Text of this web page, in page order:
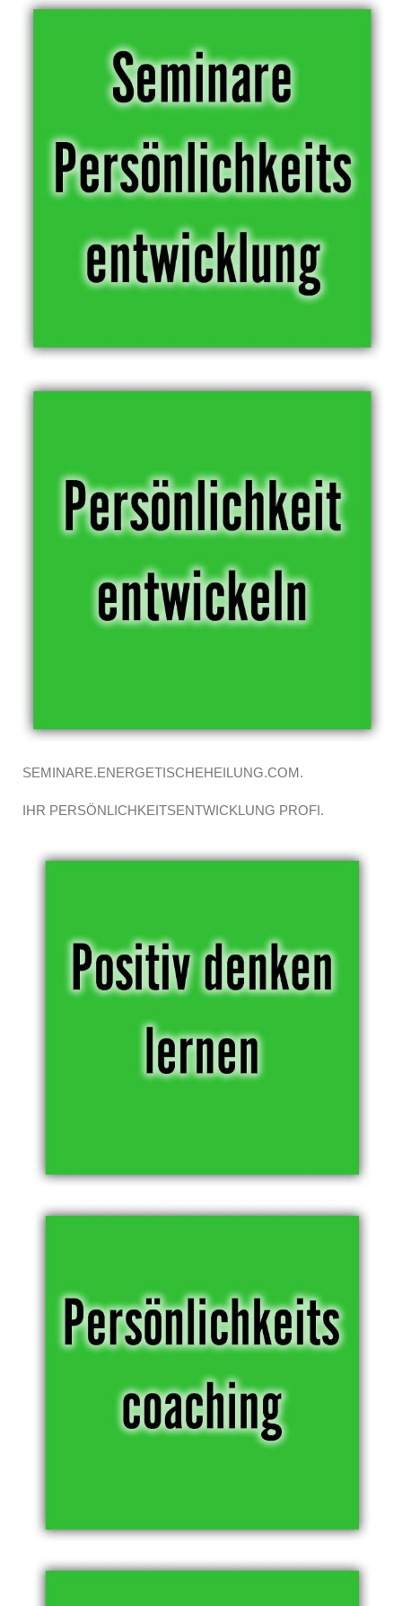
SEMINARE.ENERGETISCHEHEILUNG.COM.
IHR PERSÖNLICHKEITSENTWICKLUNG PROFI.